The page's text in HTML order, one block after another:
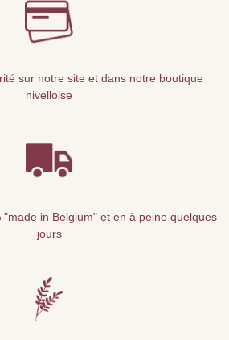
sur notre site et dans notre boutique
nivelloise
in Belgium" et en à peine quelques
jours